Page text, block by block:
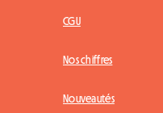
CGU
Nos chiffres
Nouveautés